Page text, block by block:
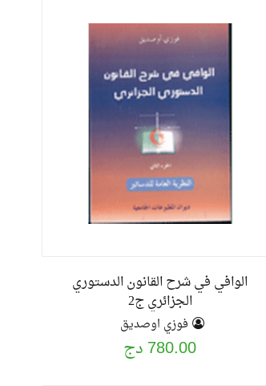
الوافي في شرح القانون الدستوري
الجزائري ج2
فوزي اوصديق
780.00 دج